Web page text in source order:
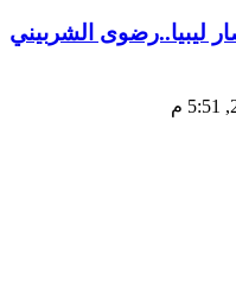
ليبيا..رضوى الشربيني